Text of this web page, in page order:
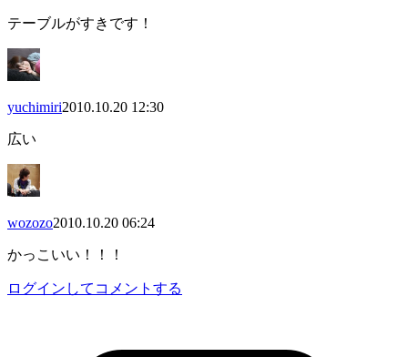
テーブルがすきです！
yuchimiri2010.10.20 12:30
広い
wozozo2010.10.20 06:24
かっこいい！！！
ログインしてコメントする